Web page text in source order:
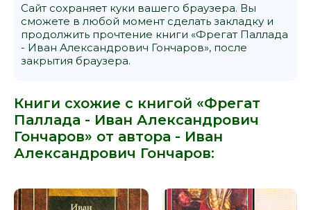
Сайт сохраняет куки вашего браузера. Вы
сможете в любой момент сделать закладку и
продолжить прочтение книги «Фрегат Паллада
- Иван Александрович Гончаров», после
закрытия браузера.
Книги схожие с книгой «Фрегат
Паллада - Иван Александрович
Гончаров» от автора - Иван
Александрович Гончаров: